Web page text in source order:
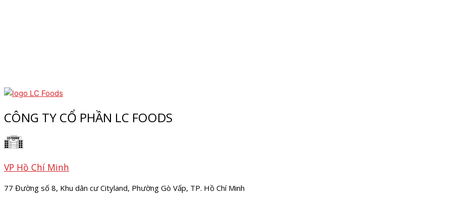
CÔNG TY CỔ PHẦN LC FOODS
VP Hồ Chí Minh
77 Đường số 8, Khu dân cư Cityland, Phường Gò Vấp, TP. Hồ Chí Minh